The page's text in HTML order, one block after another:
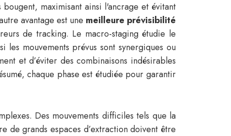
maximisant ainsi l'ancrage et évitant
avantage est une meilleure prévisibilité
de tracking. Le macro-staging étudie le
les mouvements prévus sont synergiques ou
et d’éviter des combinaisons indésirables
chaque phase est étudiée pour garantir
Des mouvements difficiles tels que la
de grands espaces d’extraction doivent être